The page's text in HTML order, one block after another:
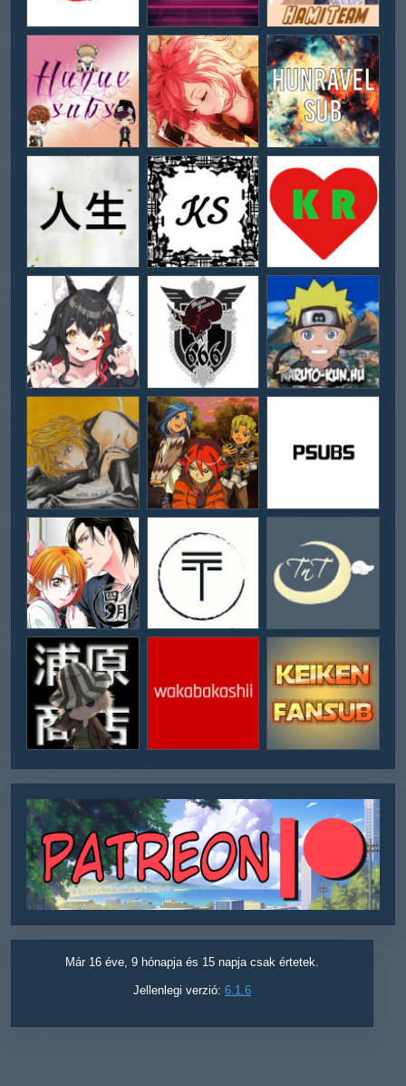
Már 16 éve, 9 hónapja és 15 napja csak értetek.
Jellenlegi verzió: 6.1.6